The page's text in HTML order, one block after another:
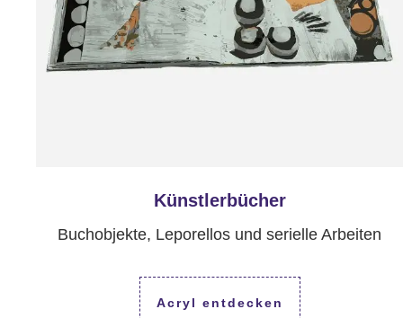
Künstlerbücher
Buchobjekte, Leporellos und serielle Arbeiten
Acryl entdecken